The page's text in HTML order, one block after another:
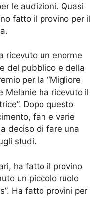
le audizioni. Quasi
fatto il provino per il
ricevuto un enorme
del pubblico e della
per la “Migliore
Melanie ha ricevuto il
Dopo questo
fan e varie
deciso di fare una
studi.
ha fatto il provino
un piccolo ruolo
Ha fatto provini per